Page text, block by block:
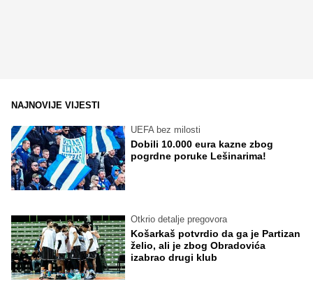
NAJNOVIJE VIJESTI
UEFA bez milosti
Dobili 10.000 eura kazne zbog
pogrdne poruke Lešinarima!
Otkrio detalje pregovora
Košarkaš potvrdio da ga je Partizan
želio, ali je zbog Obradovića
izabrao drugi klub